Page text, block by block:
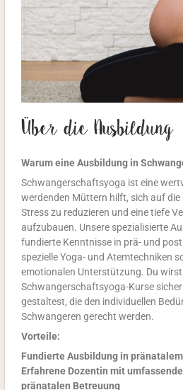
Über die Ausbildung
Warum eine Ausbildung in
Schwangerschaftsyoga ist eine
werdenden Müttern hilft, sich auf die
Stress zu reduzieren und eine tiefe
aufzubauen. Unsere spezialisierte
fundierte Kenntnisse in prä- und
spezielle Yoga- und Atemtechniken
emotionalen Unterstützung. Du wirst
Schwangerschaftsyoga-Kurse sicher
gestaltest, die den individuellen
Schwangeren gerecht werden.
Vorteile:
Fundierte Ausbildung in
Erfahrene Dozentin mit
pränatalen Betreuung